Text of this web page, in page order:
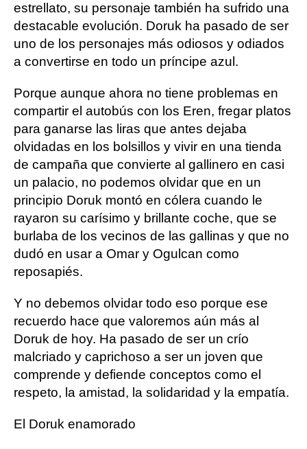
estrellato, su personaje también ha sufrido una
destacable evolución. Doruk ha pasado de ser
uno de los personajes más odiosos y odiados
a convertirse en todo un príncipe azul.
Porque aunque ahora no tiene problemas en
compartir el autobús con los Eren, fregar platos
para ganarse las liras que antes dejaba
olvidadas en los bolsillos y vivir en una tienda
de campaña que convierte al gallinero en casi
un palacio, no podemos olvidar que en un
principio Doruk montó en cólera cuando le
rayaron su carísimo y brillante coche, que se
burlaba de los vecinos de las gallinas y que no
dudó en usar a Omar y Ogulcan como
reposapiés.
Y no debemos olvidar todo eso porque ese
recuerdo hace que valoremos aún más al
Doruk de hoy. Ha pasado de ser un crío
malcriado y caprichoso a ser un joven que
comprende y defiende conceptos como el
respeto, la amistad, la solidaridad y la empatía.
El Doruk enamorado